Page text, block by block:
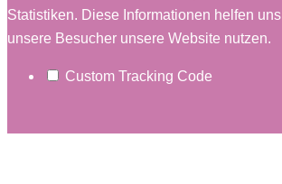
Statistiken. Diese Informationen helfen
unsere Besucher unsere Website nutzen.
Custom Tracking Code